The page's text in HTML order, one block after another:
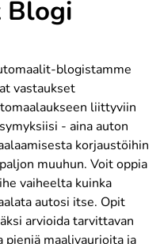
Blogi
blogistamme
vastaukset
liittyviin
- aina auton
korjaustöihin
muuhun. Voit oppia
vaiheelta kuinka
autosi itse. Opit
arvioida tarvittavan
pieniä maalivaurioita ja